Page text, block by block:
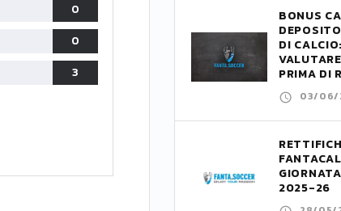
0
0
3
BONUS
DI
PRIMA DI
03/06/
2025-26